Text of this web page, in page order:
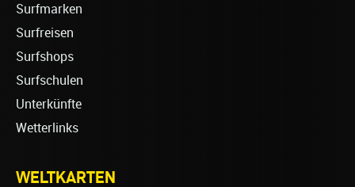
Surfmarken
Surfreisen
Surfshops
Surfschulen
Unterkünfte
Wetterlinks
WELTKARTEN